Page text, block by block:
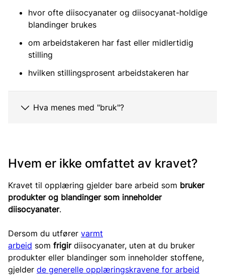
hvor ofte diisocyanater og diisocyanat-holdige
blandinger brukes
om arbeidstakeren har fast eller midlertidig
stilling
hvilken stillingsprosent arbeidstakeren har
Hva menes med "bruk"?
Hvem er ikke omfattet av kravet?
Kravet til opplæring gjelder bare arbeid som bruker
produkter og blandinger som inneholder
diisocyanater.
Dersom du utfører varmt
arbeid som frigirdiisocyanater, uten at du bruker
produkter eller blandinger som inneholder stoffene,
gjelder de generelle opplæringskravene for arbeid